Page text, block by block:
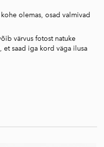
olemas, osad valmivad
värvus fotost natuke
saad iga kord väga ilusa